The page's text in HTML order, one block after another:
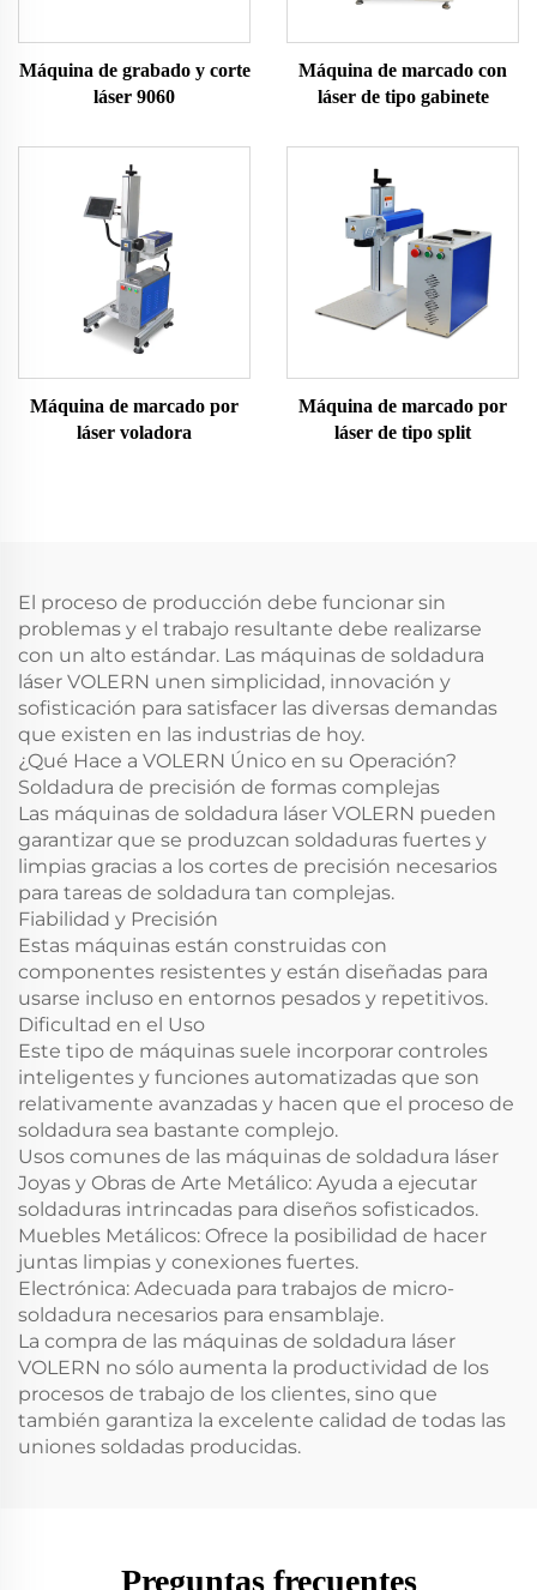
Máquina de grabado y corte
láser 9060
Máquina de marcado con
láser de tipo gabinete
Máquina de marcado por
láser voladora
Máquina de marcado por
láser de tipo split
El proceso de producción debe funcionar sin
problemas y el trabajo resultante debe realizarse
con un alto estándar. Las máquinas de soldadura
láser VOLERN unen simplicidad, innovación y
sofisticación para satisfacer las diversas demandas
que existen en las industrias de hoy.
¿Qué Hace a VOLERN Único en su Operación?
Soldadura de precisión de formas complejas
Las máquinas de soldadura láser VOLERN pueden
garantizar que se produzcan soldaduras fuertes y
limpias gracias a los cortes de precisión necesarios
para tareas de soldadura tan complejas.
Fiabilidad y Precisión
Estas máquinas están construidas con
componentes resistentes y están diseñadas para
usarse incluso en entornos pesados y repetitivos.
Dificultad en el Uso
Este tipo de máquinas suele incorporar controles
inteligentes y funciones automatizadas que son
relativamente avanzadas y hacen que el proceso de
soldadura sea bastante complejo.
Usos comunes de las máquinas de soldadura láser
Joyas y Obras de Arte Metálico: Ayuda a ejecutar
soldaduras intrincadas para diseños sofisticados.
Muebles Metálicos: Ofrece la posibilidad de hacer
juntas limpias y conexiones fuertes.
Electrónica: Adecuada para trabajos de micro-
soldadura necesarios para ensamblaje.
La compra de las máquinas de soldadura láser
VOLERN no sólo aumenta la productividad de los
procesos de trabajo de los clientes, sino que
también garantiza la excelente calidad de todas las
uniones soldadas producidas.
Preguntas frecuentes